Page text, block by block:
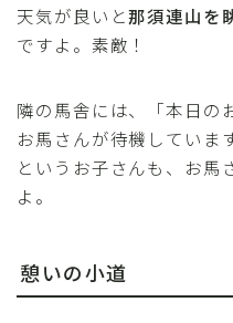
天気が良いと那須連山を
ですよ。素敵！
隣の馬舎には、「本日の
お馬さんが待機してい
というお子さんも、お馬
よ。
憩いの小道